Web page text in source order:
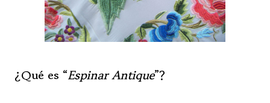
¿Qué es “Espinar Antique”?